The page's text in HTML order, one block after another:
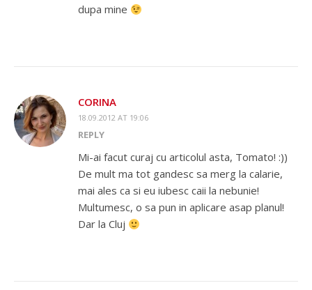
dupa mine
CORINA
18.09.2012 AT 19:06
REPLY
Mi-ai facut curaj cu articolul asta, Tomato! :))
De mult ma tot gandesc sa merg la calarie,
mai ales ca si eu iubesc caii la nebunie!
Multumesc, o sa pun in aplicare asap planul!
Dar la Cluj